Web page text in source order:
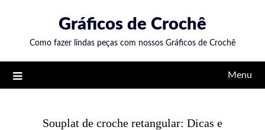
content
Gráficos de Crochê
Como fazer lindas peças com nossos Gráficos de Crochê
Menu
Souplat de croche retangular: Dicas e